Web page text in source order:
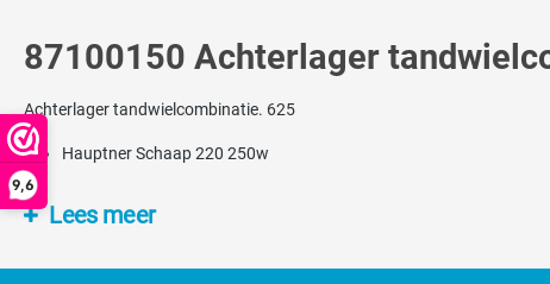
9,6
87100150 Achterlager
Achterlager tandwielcombinatie. 625
Hauptner Schaap 220 250w
Lees meer